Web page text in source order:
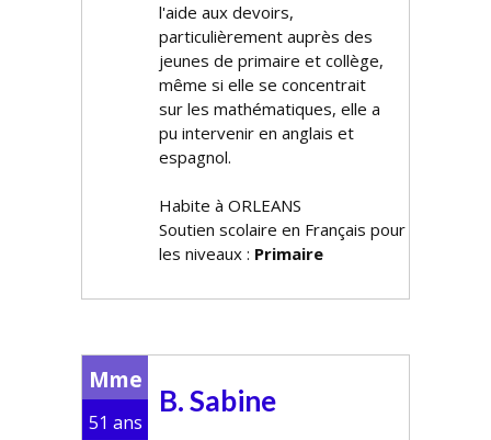
l'aide aux devoirs,
particulièrement auprès des
jeunes de primaire et collège,
même si elle se concentrait
sur les mathématiques, elle a
pu intervenir en anglais et
espagnol.
Habite à ORLEANS
Soutien scolaire en Français pour
les niveaux : Primaire
Mme
51 ans
B. Sabine